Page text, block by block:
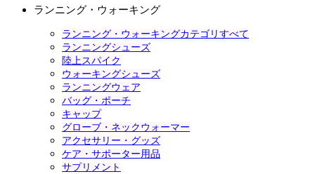
ランニング・ウォーキング
ランニング・ウォーキングカテゴリすべて
ランニングシューズ
陸上スパイク
ウォーキングシューズ
ランニングウェア
バッグ・ポーチ
キャップ
グローブ・ネックウォーマー
アクセサリー・グッズ
ケア・サポーター用品
サプリメント